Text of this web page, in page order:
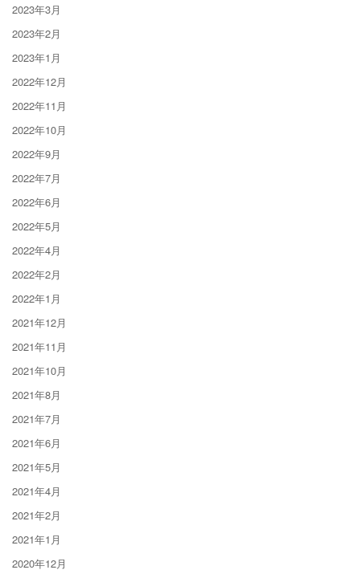
2023年3月
2023年2月
2023年1月
2022年12月
2022年11月
2022年10月
2022年9月
2022年7月
2022年6月
2022年5月
2022年4月
2022年2月
2022年1月
2021年12月
2021年11月
2021年10月
2021年8月
2021年7月
2021年6月
2021年5月
2021年4月
2021年2月
2021年1月
2020年12月